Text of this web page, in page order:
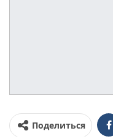
Поделиться